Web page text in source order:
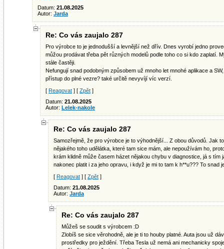
Datum: 21.08.2025
Autor: Jarda
Re: Co vás zaujalo 287
Pro výrobce to je jednodušší a levnější než dřív. Dnes vyrobí jedno
můžou prodávat třeba pět různých modelů podle toho co si kdo zaplatí.
stále častěji.
Nefungují snad podobným způsobem už mnoho let mnohé aplikace a
přístup do plné vezre? také určitě nevyvíjí víc verzí.
[ Reagovat ] [ Zpět ]
Datum: 21.08.2025
Autor: Lelek-nakole
Re: Co vás zaujalo 287
Samozřejmě, že pro výrobce je to výhodnější... Z obou důvodů. Jak
nějakého toho udělátka, které tam sice mám, ale nepoužívám ho,
krám klidně může časem házet nějakou chybu v diagnostice, já s tím
nakonec platit i za jeho opravu, i když je mi to tam k h**u??? To snad
[ Reagovat ] [ Zpět ]
Datum: 21.08.2025
Autor: Jarda
Re: Co vás zaujalo 287
Můžeš se soudit s výrobcem :D
Zlobíš se sice věrohodně, ale je ti to houby platné. Auta jsou už
prostředky pro ježdění. Třeba Tesla už nemá ani mechanicky